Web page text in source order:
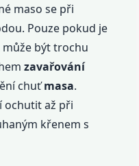
maso se při
Pouze pokud je
může být trochu
zavařování
chuťmasa.
ochutit až při
křenem s